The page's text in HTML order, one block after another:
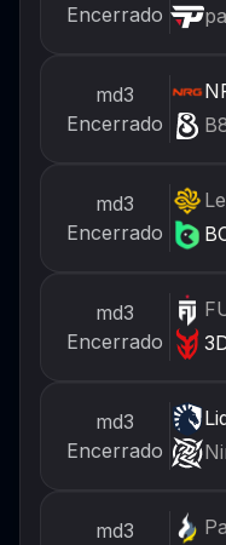
Encerrado
md3
Encerrado
md3
Encerrado
md3
Encerrado
md3
Encerrado
md3